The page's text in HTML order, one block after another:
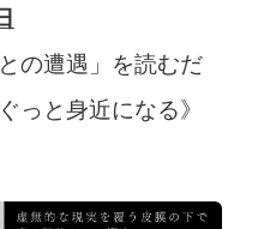
の遭遇」を読むだ
っと身近になる》